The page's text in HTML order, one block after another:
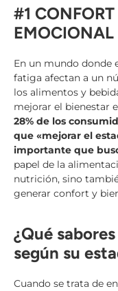
#1
EMOCIONAL
En un mundo donde
fatiga afectan a un
los alimentos y
mejorar el bienestar
28% de los
que «mejorar el
importante que
papel de la
nutrición, sino
generar confort y
¿Qué
según su
Cuando se trata de